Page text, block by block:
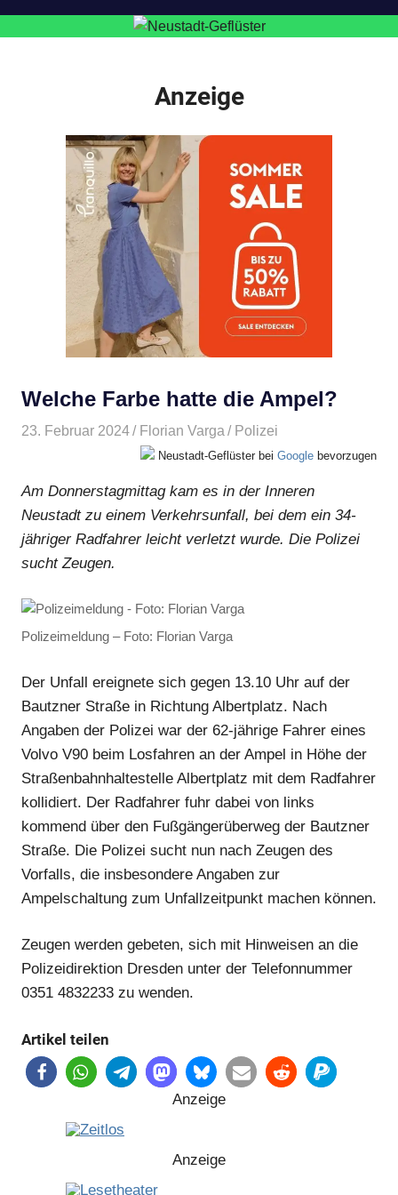
Anzeige
Welche Farbe hatte die Ampel?
23. Februar 2024 Florian Varga Polizei
Neustadt-Geflüster bei Google bevorzugen
Am Donnerstagmittag kam es in der Inneren
Neustadt zu einem Verkehrsunfall, bei dem ein 34-
jähriger Radfahrer leicht verletzt wurde. Die Polizei
sucht Zeugen.
Polizeimeldung – Foto: Florian Varga
Der Unfall ereignete sich gegen 13.10 Uhr auf der
Bautzner Straße in Richtung Albertplatz. Nach
Angaben der Polizei war der 62-jährige Fahrer eines
Volvo V90 beim Losfahren an der Ampel in Höhe der
Straßenbahnhaltestelle Albertplatz mit dem Radfahrer
kollidiert. Der Radfahrer fuhr dabei von links
kommend über den Fußgängerüberweg der Bautzner
Straße. Die Polizei sucht nun nach Zeugen des
Vorfalls, die insbesondere Angaben zur
Ampelschaltung zum Unfallzeitpunkt machen können.
Zeugen werden gebeten, sich mit Hinweisen an die
Polizeidirektion Dresden unter der Telefonnummer
0351 4832233 zu wenden.
Artikel teilen
Anzeige
Anzeige